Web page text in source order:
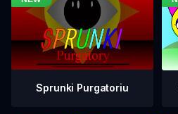
Sprunki Purgatoriu